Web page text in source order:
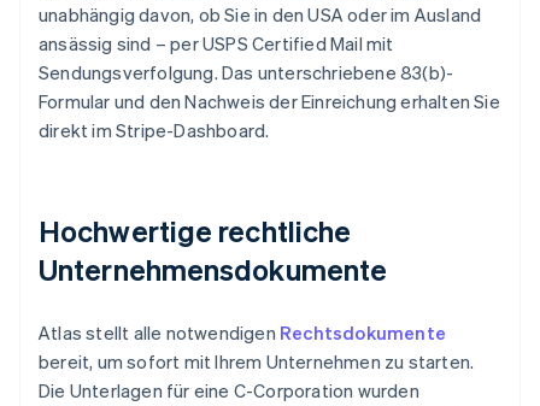
unabhängig davon, ob Sie in den USA oder im Ausland
ansässig sind – per USPS Certified Mail mit
Sendungsverfolgung. Das unterschriebene 83(b)-
Formular und den Nachweis der Einreichung erhalten Sie
direkt im Stripe-Dashboard.
Hochwertige rechtliche
Unternehmensdokumente
Atlas stellt alle notwendigen Rechtsdokumente
bereit, um sofort mit Ihrem Unternehmen zu starten.
Die Unterlagen für eine C-Corporation wurden